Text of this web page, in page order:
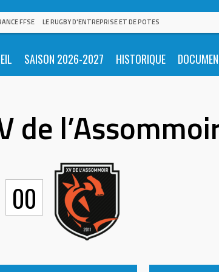
FFSE LE RUGBY D'ENTREPRISE ET DE POTES
SAISON 2026-2027 HISTORIQUE
de
00